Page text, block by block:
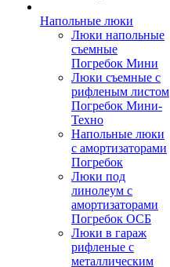
Напольные люки
Люки напольные
съемные
Погребок Мини
Люки съемные с
рифленым листом
Погребок Мини-
Техно
Напольные люки
с амортизаторами
Погребок
Люки под
линолеум с
амортизаторами
Погребок ОСБ
Люки в гараж
рифленые с
металлическим